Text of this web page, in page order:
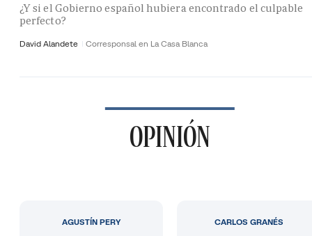
¿Y si el Gobierno español hubiera encontrado el culpable
perfecto?
David Alandete Corresponsal en La Casa Blanca
OPINIÓN
AGUSTÍN PERY CARLOS GRANÉS